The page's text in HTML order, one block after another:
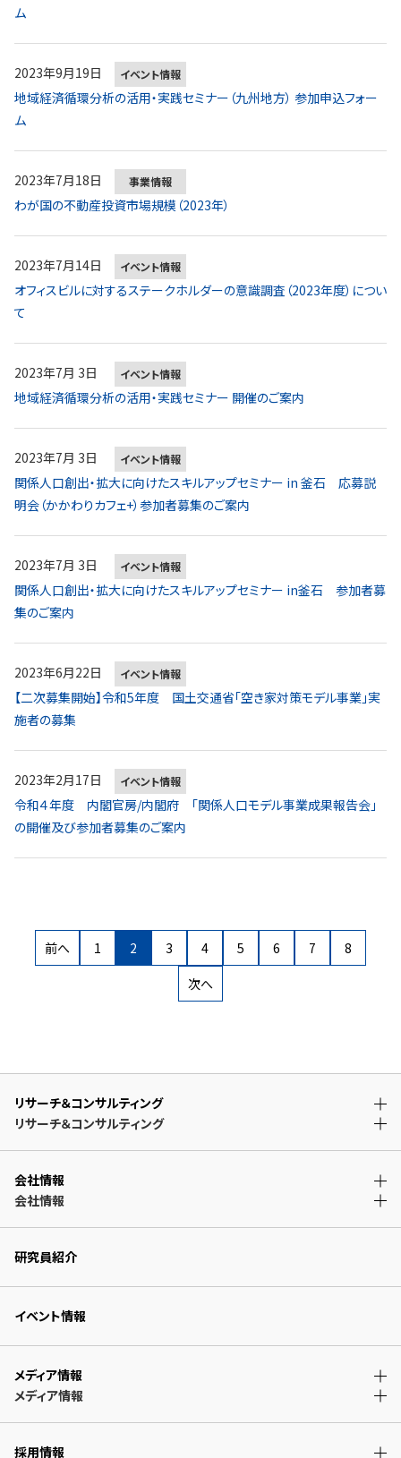
ム
2023年9月19日 イベント情報
地域経済循環分析の活用・実践セミナー（九州地方） 参加申込フォー
ム
2023年7月18日 事業情報
わが国の不動産投資市場規模（2023年）
2023年7月14日 イベント情報
オフィスビルに対するステークホルダーの意識調査（2023年度）につい
て
2023年7月 3日 イベント情報
地域経済循環分析の活用・実践セミナー 開催のご案内
2023年7月 3日 イベント情報
関係人口創出・拡大に向けたスキルアップセミナー in 釜石 応募説
明会（かかわりカフェ+）参加者募集のご案内
2023年7月 3日 イベント情報
関係人口創出・拡大に向けたスキルアップセミナー in釜石 参加者募
集のご案内
2023年6月22日 イベント情報
【二次募集開始】令和5年度 国土交通省「空き家対策モデル事業」実
施者の募集
2023年2月17日 イベント情報
令和４年度 内閣官房/内閣府 「関係人口モデル事業成果報告会」
の開催及び参加者募集のご案内
前へ 1 2 3 4 5 6 7
8
次へ
リサーチ＆コンサルティング
リサーチ＆コンサルティング
会社情報
会社情報
研究員紹介
イベント情報
メディア情報
メディア情報
採用情報